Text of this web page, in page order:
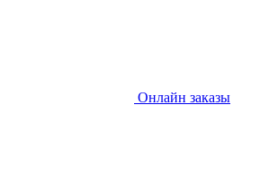
Онлайн заказы